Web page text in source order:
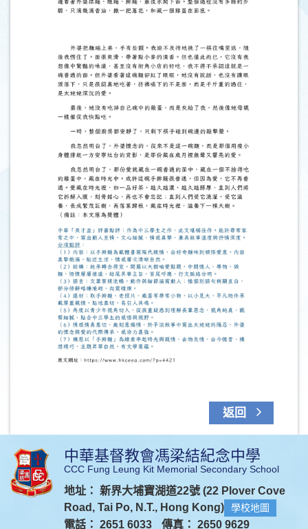
返回
中華基督教會馮梁結紀念中學
CCC Fung Leung Kit Memorial Secondary School
地址： 新界大埔寶湖道22號 (22 Plover Cove
Road, Tai Po, N.T., Hong Kong)
學校地圖
電話： 2651 6033 傳真： 2650 9629